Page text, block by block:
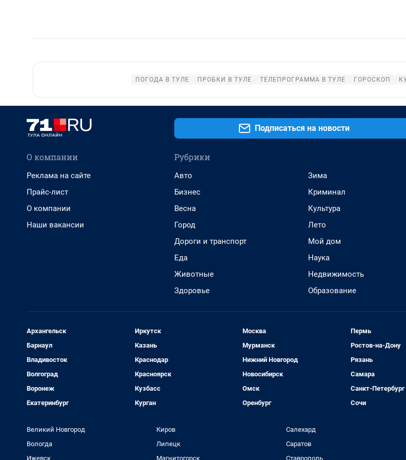
ПОГОДА В ТУЛЕ ПРОБКИ В ТУЛЕ ТЕЛЕПРОГРАММА В ТУЛЕ ГОРОСКОП
Подписаться на новости
О компании
Реклама на сайте
Прайс-лист
О компании
Наши вакансии
Рубрики
Авто
Бизнес
Весна
Город
Дороги и транспорт
Еда
Животные
Здоровье
Зима
Криминал
Культура
Лето
Мой дом
Наука
Недвижимость
Образование
Архангельск
Барнаул
Владивосток
Волгоград
Воронеж
Екатеринбург
Иркутск
Казань
Краснодар
Красноярск
Кузбасс
Курган
Москва
Мурманск
Нижний Новгород
Новосибирск
Омск
Оренбург
Пермь
Ростов-на-Дону
Рязань
Самара
Санкт-Петербург
Сочи
Великий Новгород
Вологда
Ижевск
Киров
Липецк
Магнитогорск
Салехард
Саратов
Ставрополь